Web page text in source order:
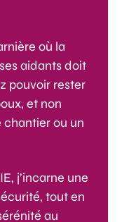
où la
aidants doit
pouvoir rester
et non
ou un
j’incarne une
tout en
au